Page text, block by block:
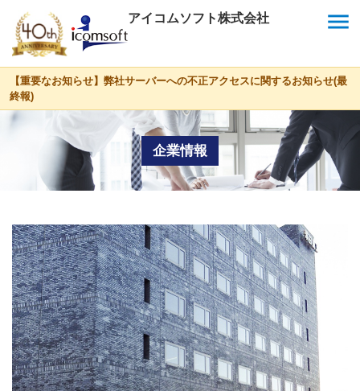
アイコムソフト株式会社
【重要なお知らせ】弊社サーバーへの不正アクセスに関するお知らせ(最
終報)
menu
企業情報